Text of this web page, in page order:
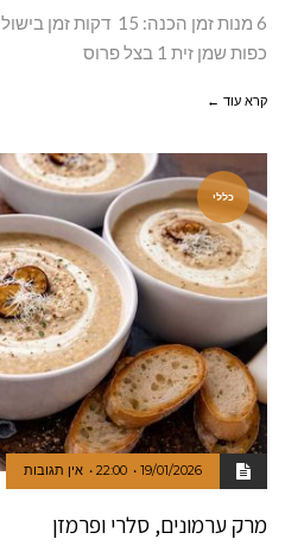
כפות שמן זית 1 בצל פרוס
קרא עוד ←
כללי
19/01/2026
22:00 אין תגובות
מרק ערמונים, סלרי ופרמזן